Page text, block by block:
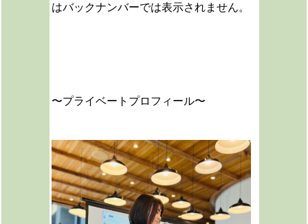
はバックナンバーでは表示されません。
〜プライベートプロフィール〜